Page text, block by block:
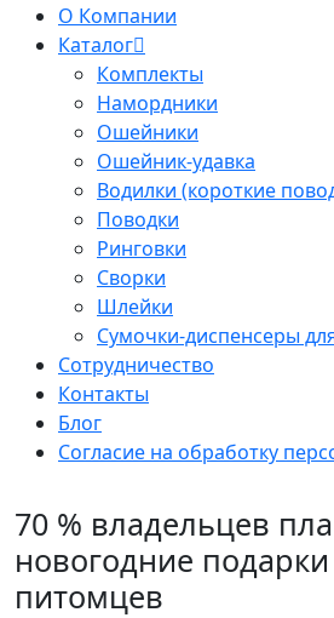
О Компании
Каталог
Комплекты
Намордники
Ошейники
Ошейник-удавка
Водилки (короткие
Поводки
Ринговки
Сворки
Шлейки
Сумочки-диспенсеры
Сотрудничество
Контакты
Блог
Согласие на обработку
70 % владельцев
новогодние
питомцев